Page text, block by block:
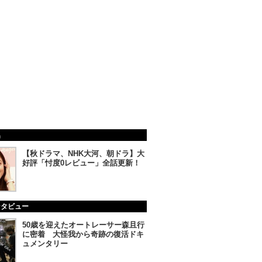
【秋ドラマ、NHK大河、朝ドラ】大
好評「忖度0レビュー」全話更新！
ビュー
50歳を迎えたオートレーサー森且行
に密着 大怪我から奇跡の復活ドキ
ュメンタリー